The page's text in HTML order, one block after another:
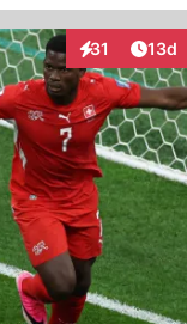
31
Interaktionen
13d